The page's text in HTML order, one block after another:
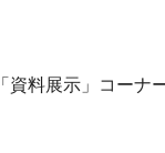
料展示」コーナ